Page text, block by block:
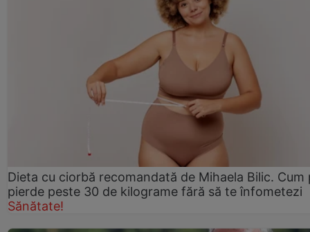
Dieta cu ciorbă recomandată de Mihaela Bilic. Cum
pierde peste 30 de kilograme fără să te înfometezi
Sănătate!